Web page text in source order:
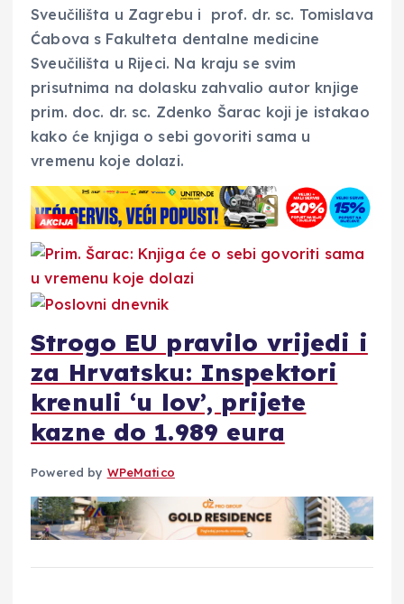
Sveučilišta u Zagrebu i prof. dr. sc. Tomislava
Ćabova s Fakulteta dentalne medicine
Sveučilišta u Rijeci. Na kraju se svim
prisutnima na dolasku zahvalio autor knjige
prim. doc. dr. sc. Zdenko Šarac koji je istakao
kako će knjiga o sebi govoriti sama u
vremenu koje dolazi.
Strogo EU pravilo vrijedi i
za Hrvatsku: Inspektori
krenuli ‘u lov’, prijete
kazne do 1.989 eura
Powered by WPeMatico